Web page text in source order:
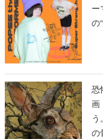
ー
の
恐
画
の